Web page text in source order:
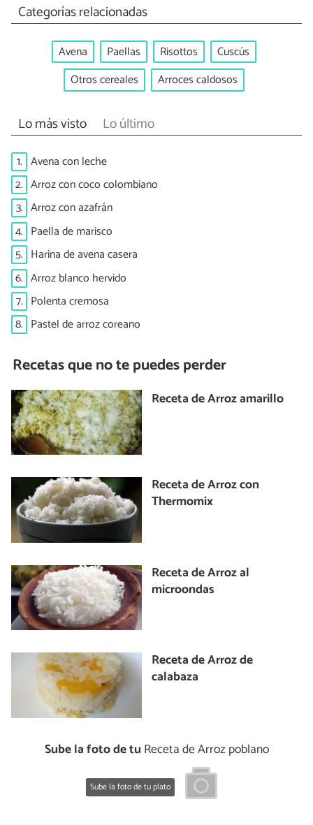
Categorías relacionadas
Avena Paellas Risottos
Cuscús
Otros cereales
Arroces caldosos
Lo más visto Lo último
1. Avena con leche
2. Arroz con coco colombiano
3. Arroz con azafrán
4. Paella de marisco
5. Harina de avena casera
6. Arroz blanco hervido
7. Polenta cremosa
8. Pastel de arroz coreano
Recetas que no te puedes perder
Receta de Arroz amarillo
Receta de Arroz con
Thermomix
Receta de Arroz al
microondas
Receta de Arroz de
calabaza
Sube la foto de tu Receta de Arroz poblano
Sube la foto de tu plato